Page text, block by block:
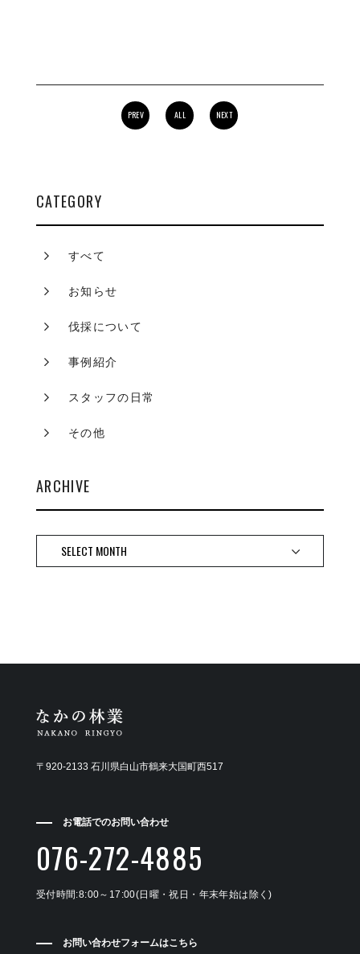
PREV ALL NEXT
CATEGORY
すべて
お知らせ
伐採について
事例紹介
スタッフの日常
その他
ARCHIVE
〒920-2133 石川県白山市鶴来大国町西517
お電話でのお問い合わせ
076-272-4885
受付時間:8:00～17:00(日曜・祝日・年末年始は除く)
お問い合わせフォームはこちら